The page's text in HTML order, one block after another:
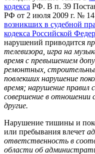
кодекса РФ. В п. 39
РФ от 2 июля 2009 г. № 14
возникших в судебной
кодекса Российской
нарушений приводится
телевизора, игра на
время с превышением
ремонтных,
повлекших нарушение
время; нарушение
совершение в отношении
другие.
Нарушение тишины и
или пребывания влечет
ответственность в
области об